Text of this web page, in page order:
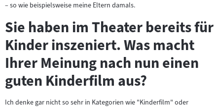
– so wie beispielsweise meine Eltern damals.
Sie haben im Theater bereits für
Kinder inszeniert. Was macht
Ihrer Meinung nach nun einen
guten Kinderfilm aus?
Ich denke gar nicht so sehr in Kategorien wie "Kinderfilm" oder